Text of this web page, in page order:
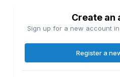
Create an
Sign up for a new account
Register a